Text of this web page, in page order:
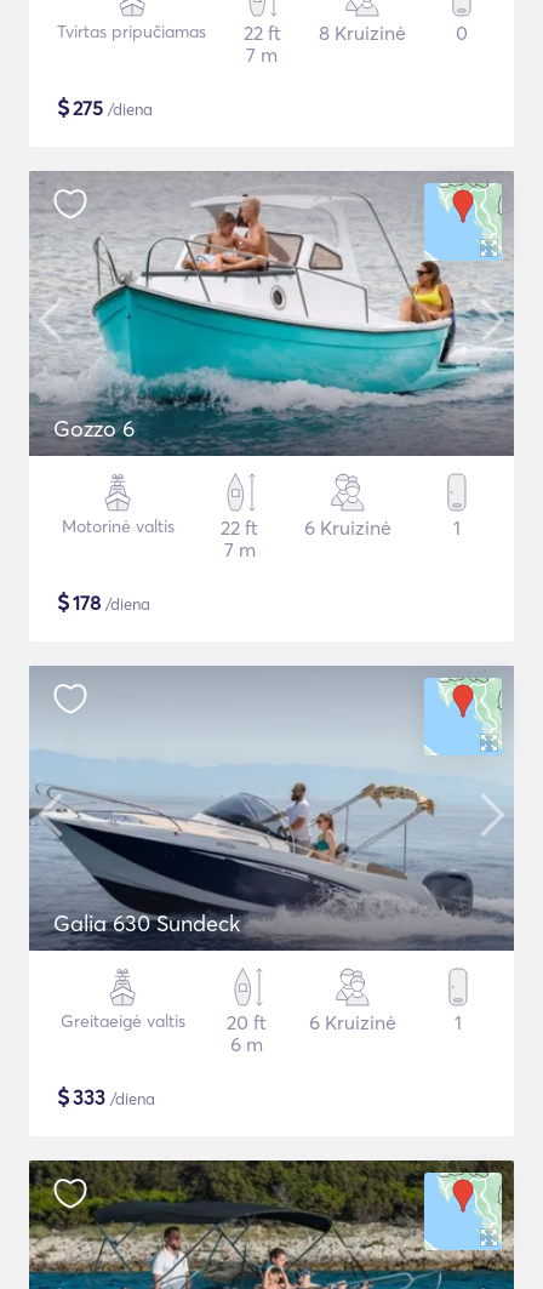
Tvirtas pripučiamas
22 ft
7 m
8 Kruizinė 0
$275 /diena
Gozzo 6
Motorinė valtis
22 ft
7 m
6 Kruizinė 1
$178 /diena
Galia 630 Sundeck
Greitaeigė valtis
20 ft
6 m
6 Kruizinė 1
$333 /diena